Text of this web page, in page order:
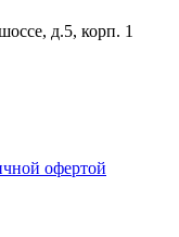
д.5, корп. 1
офертой